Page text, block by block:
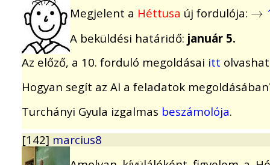
Megjelent a Héttusa új fordulója: →
→
A beküldési határidő: január 5.
Az előző, a 10. forduló megoldásai itt
Hogyan segít az AI a feladatok
Turchányi Gyula izgalmas beszámolója.
[142] marcius8